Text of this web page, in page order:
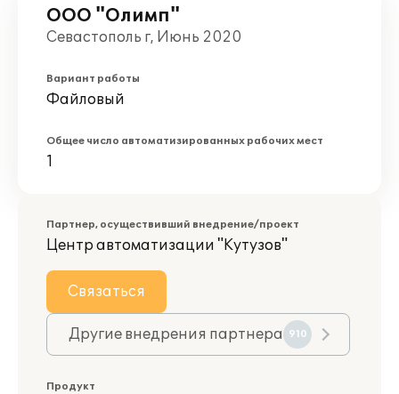
ООО "Олимп"
Севастополь г, Июнь 2020
Вариант работы
Файловый
Общее число автоматизированных рабочих мест
1
Партнер, осуществивший внедрение/проект
Центр автоматизации "Кутузов"
Связаться
Другие внедрения партнера 910
Продукт